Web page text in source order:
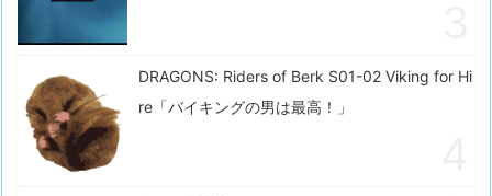
DRAGONS: Riders of Berk S01-02 Viking for Hi
re「バイキングの男は最高！」